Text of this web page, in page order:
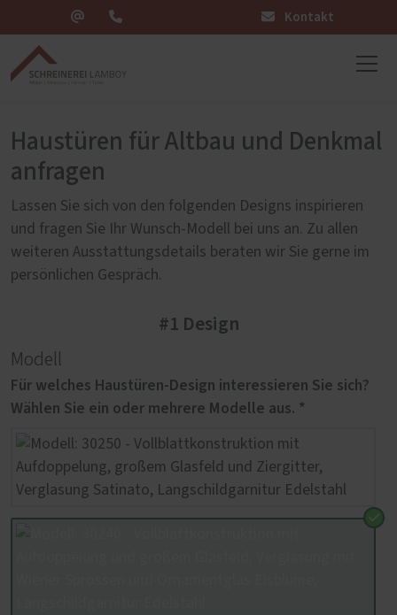
Kontakt
Haustüren für Altbau und Denkmal
anfragen
Lassen Sie sich von den folgenden Designs inspirieren
und fragen Sie Ihr Wunsch-Modell bei uns an. Zu allen
weiteren Ausstattungsdetails beraten wir Sie gerne im
persönlichen Gespräch.
#1 Design
Modell
Für welches Haustüren-Design interessieren Sie sich?
Wählen Sie ein oder mehrere Modelle aus. *